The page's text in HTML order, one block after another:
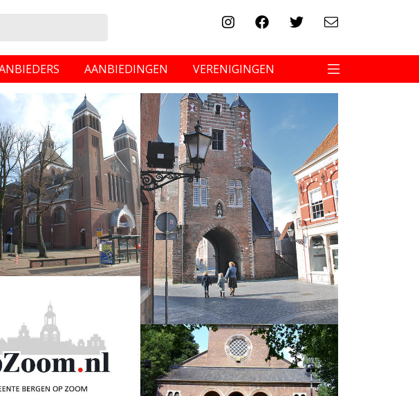
AANBIEDINGEN VERENIGINGEN